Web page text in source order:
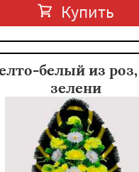
Купить
белый из
зелени